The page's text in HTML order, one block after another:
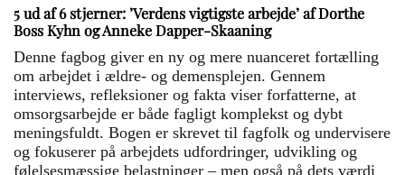
5 ud af 6 stjerner: ’Verdens vigtigste arbejde’ af Dorthe
Boss Kyhn og Anneke Dapper-Skaaning
Denne fagbog giver en ny og mere nuanceret fortælling
om arbejdet i ældre- og demensplejen. Gennem
interviews, refleksioner og fakta viser forfatterne, at
omsorgsarbejde er både fagligt komplekst og dybt
meningsfuldt. Bogen er skrevet til fagfolk og undervisere
og fokuserer på arbejdets udfordringer, udvikling og
følelsesmæssige belastninger – men også på dets værdi